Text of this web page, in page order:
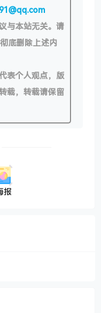
与本站无关。请
底删除上述内
表个人观点，版
载，转载请保留
报